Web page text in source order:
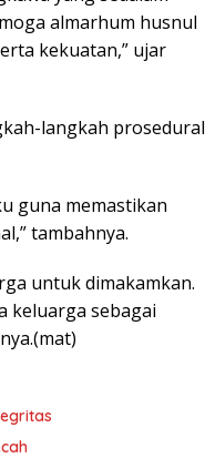
almarhum husnul
kekuatan,” ujar
langkah prosedural
guna memastikan
tambahnya.
untuk dimakamkan.
keluarga sebagai